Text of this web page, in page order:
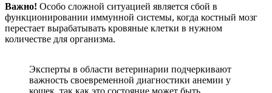
Важно! Особо сложной ситуацией является сбой в
функционировании иммунной системы, когда костный мозг
перестает вырабатывать кровяные клетки в нужном
количестве для организма.
Эксперты в области ветеринарии подчеркивают
важность своевременной диагностики анемии у
кошек, так как это состояние может быть